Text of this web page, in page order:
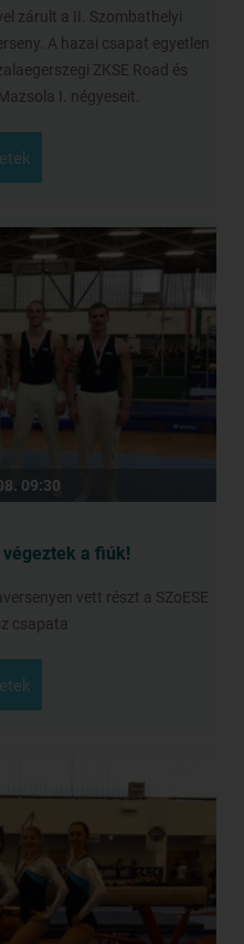
zárult a II. Szombathelyi
A hazai csapat egyetlen
ZKSE Road és
I. négyeseit.
09:30
a fiúk!
vett részt a SZoESE
csapata